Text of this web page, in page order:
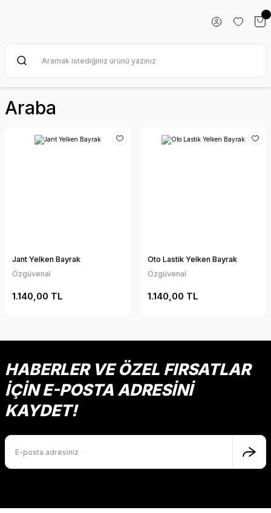
Araba
Jant Yelken Bayrak
Özgüvenal
1.140,00 TL
Oto Lastik Yelken Bayrak
Özgüvenal
1.140,00 TL
HABERLER VE ÖZEL FIRSATLAR
İÇİN E-POSTA ADRESİNİ
KAYDET!